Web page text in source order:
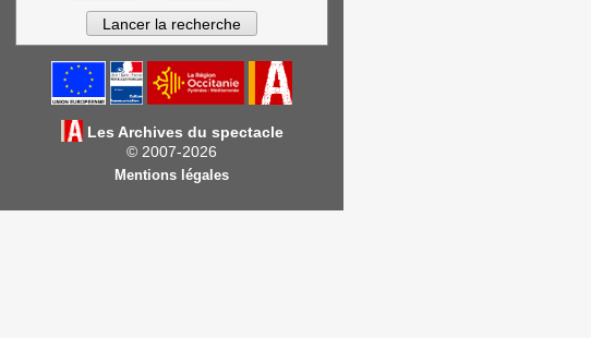
Les Archives du spectacle
© 2007-2026
Mentions légales